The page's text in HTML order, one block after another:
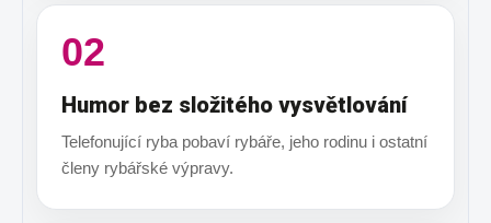
02
Humor bez složitého vysvětlování
Telefonující ryba pobaví rybáře, jeho rodinu i ostatní
členy rybářské výpravy.